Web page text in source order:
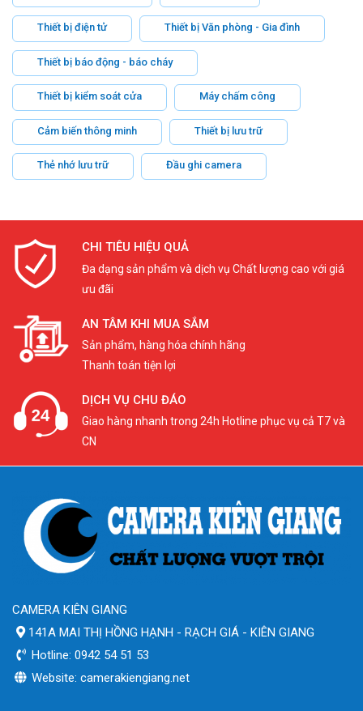
Thiết bị điện tử Thiết bị Văn phòng - Gia đình
Thiết bị báo động - báo cháy
Thiết bị kiểm soát cửa Máy chấm công
Cảm biến thông minh Thiết bị lưu trữ
Thẻ nhớ lưu trữ Đầu ghi camera
CHI TIÊU HIỆU QUẢ
Đa dạng sản phẩm và dịch vụ Chất lượng cao với giá
ưu đãi
AN TÂM KHI MUA SẮM
Sản phẩm, hàng hóa chính hãng
Thanh toán tiện lợi
DỊCH VỤ CHU ĐÁO
Giao hàng nhanh trong 24h Hotline phục vụ cả T7 và
CN
CAMERA KIÊN GIANG
141A MAI THỊ HỒNG HẠNH - RẠCH GIÁ - KIÊN GIANG
Hotline: 0942 54 51 53
Website: camerakiengiang.net